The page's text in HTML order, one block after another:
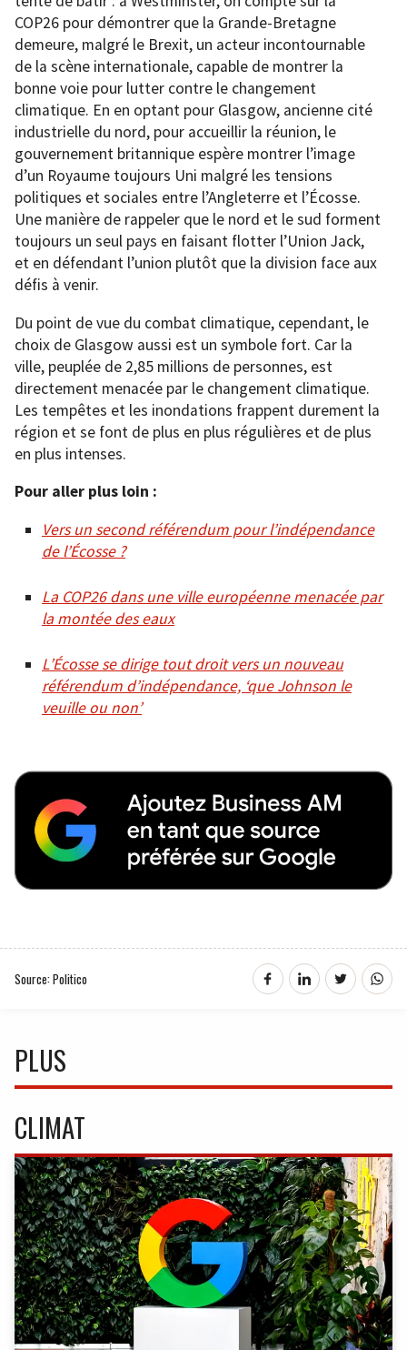
COP26 pour démontrer que la Grande-Bretagne
demeure, malgré le Brexit, un acteur incontournable
de la scène internationale, capable de montrer la
bonne voie pour lutter contre le changement
climatique. En en optant pour Glasgow, ancienne cité
industrielle du nord, pour accueillir la réunion, le
gouvernement britannique espère montrer l’image
d’un Royaume toujours Uni malgré les tensions
politiques et sociales entre l’Angleterre et l’Écosse.
Une manière de rappeler que le nord et le sud forment
toujours un seul pays en faisant flotter l’Union Jack,
et en défendant l’union plutôt que la division face aux
défis à venir.
Du point de vue du combat climatique, cependant, le
choix de Glasgow aussi est un symbole fort. Car la
ville, peuplée de 2,85 millions de personnes, est
directement menacée par le changement climatique.
Les tempêtes et les inondations frappent durement la
région et se font de plus en plus régulières et de plus
en plus intenses.
Pour aller plus loin :
Vers un second référendum pour l’indépendance
de l’Écosse ?
La COP26 dans une ville européenne menacée par
la montée des eaux
L’Écosse se dirige tout droit vers un nouveau
référendum d’indépendance, ‘que Johnson le
veuille ou non’
Source: Politico
PLUS
CLIMAT